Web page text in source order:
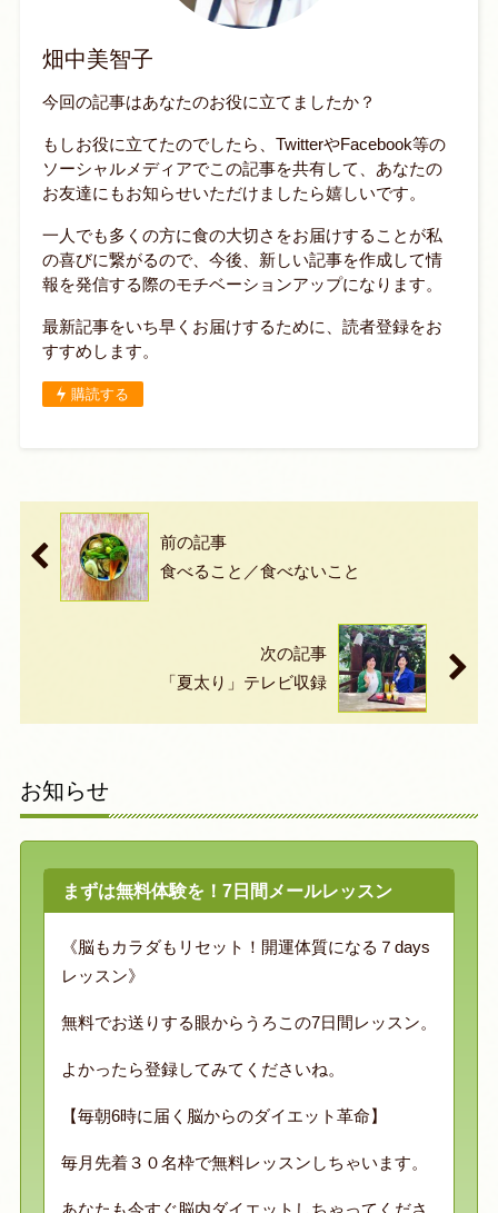
畑中美智子
今回の記事はあなたのお役に立てましたか？
もしお役に立てたのでしたら、TwitterやFacebook等の
ソーシャルメディアでこの記事を共有して、あなたの
お友達にもお知らせいただけましたら嬉しいです。
一人でも多くの方に食の大切さをお届けすることが私
の喜びに繋がるので、今後、新しい記事を作成して情
報を発信する際のモチベーションアップになります。
最新記事をいち早くお届けするために、読者登録をお
すすめします。
購読する
前の記事
食べること／食べないこと
次の記事
「夏太り」テレビ収録
お知らせ
まずは無料体験を！7日間メールレッスン
《脳もカラダもリセット！開運体質になる７days
レッスン》
無料でお送りする眼からうろこの7日間レッスン。
よかったら登録してみてくださいね。
【毎朝6時に届く脳からのダイエット革命】
毎月先着３０名枠で無料レッスンしちゃいます。
あなたも今すぐ脳内ダイエットしちゃってくださ